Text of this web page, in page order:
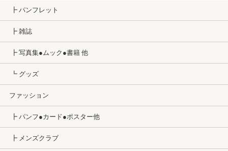
┣ パンフレット
┣ 雑誌
┣ 写真集●ムック●書籍 他
┗ グッズ
ファッション
┣ パンフ●カード●ポスター他
┣ メンズクラブ